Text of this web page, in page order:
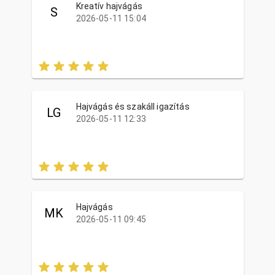
S
Kreatív hajvágás
2026-05-11 15:04
LG
Hajvágás és szakáll igazítás
2026-05-11 12:33
MK
Hajvágás
2026-05-11 09:45